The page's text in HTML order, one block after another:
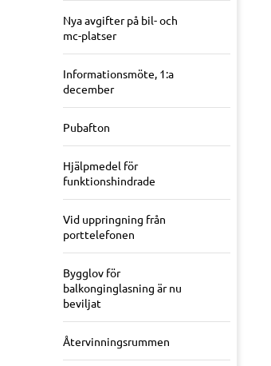
Nya avgifter på bil- och
mc-platser
Informationsmöte, 1:a
december
Pubafton
Hjälpmedel för
funktionshindrade
Vid uppringning från
porttelefonen
Bygglov för
balkonginglasning är nu
beviljat
Återvinningsrummen